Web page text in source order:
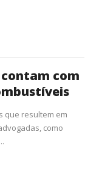
com
que resultem em
como